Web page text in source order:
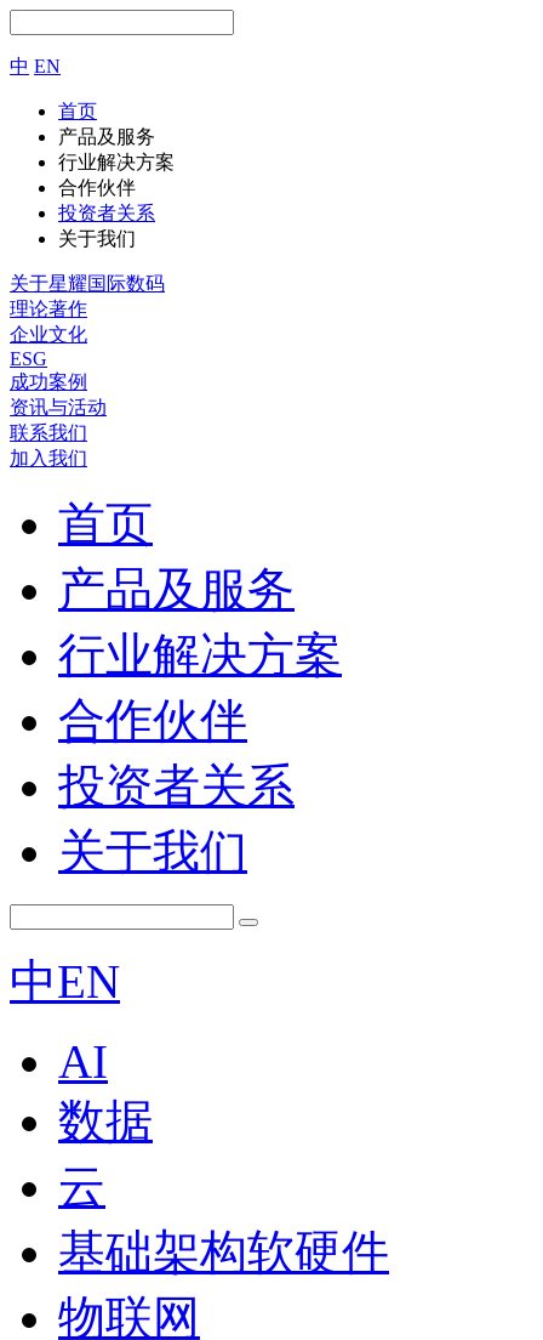
中 EN
首页
产品及服务
行业解决方案
合作伙伴
投资者关系
关于我们
关于星耀国际数码
理论著作
企业文化
ESG
成功案例
资讯与活动
联系我们
加入我们
首页
产品及服务
行业解决方案
合作伙伴
投资者关系
关于我们
中EN
AI
数据
云
基础架构软硬件
物联网